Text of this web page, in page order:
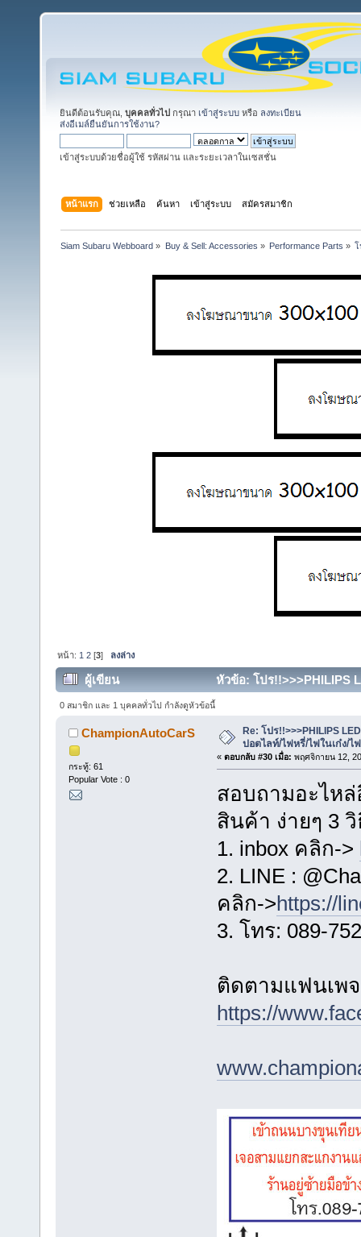
ยินดีต้อนรับคุณ, บุคคลทั่วไป กรุณา เข้าสู่ระบบ หรือ ลงทะเบียน
ส่งอีเมล์ยืนยันการใช้งาน?
เข้าสู่ระบบด้วยชื่อผู้ใช้ รหัสผ่าน และระยะเวลาในเซสชั่น
หน้าแรก ช่วยเหลือ ค้นหา เข้าสู่ระบบ สมัครสมาชิก
Siam Subaru Webboard » Buy & Sell: Accessories » Performance Parts » โ
หน้า: 1 2 [3] ลงล่าง
ผู้เขียน
หัวข้อ: โปร!!>>>PHILIPS
ป้าย<<<พระราม2 (อ่าน 19828 ครั้ง)
0 สมาชิก และ 1 บุคคลทั่วไป กำลังดูหัวข้อนี้
ChampionAutoCarS
กระทู้: 61
Popular Vote : 0
Re: โปร!!>>>PHILIPS
ปอตไลท์/ไฟหรี่/ไฟในเก๋ง/ไ
« ตอบกลับ #30 เมื่อ: พฤศจิกายน 12,
สอบถามอะไห
สินค้า ง่ายๆ 3
1. inbox คลิก->
2. LINE :
คลิก->https://
3. โทร: 089-
ติดตามแฟนเพ
https://